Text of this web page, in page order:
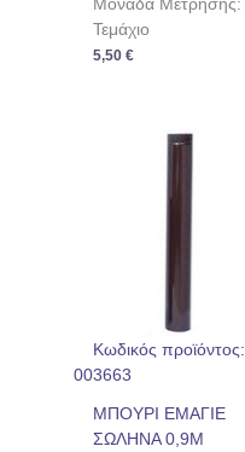
Μονάδα Μέτρησης:
Τεμάχιο
5,50€
Κωδικός προϊόντος:
003663
ΜΠΟΥΡΙ ΕΜΑΓΙΕ
ΣΩΛΗΝΑ 0,9Μ